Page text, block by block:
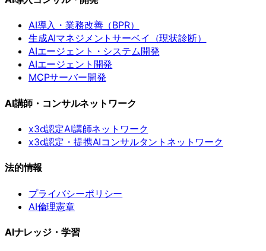
AI導入・業務改善（BPR）
生成AIマネジメントサーベイ（現状診断）
AIエージェント・システム開発
AIエージェント開発
MCPサーバー開発
AI講師・コンサルネットワーク
x3d認定AI講師ネットワーク
x3d認定・提携AIコンサルタントネットワーク
法的情報
プライバシーポリシー
AI倫理憲章
AIナレッジ・学習